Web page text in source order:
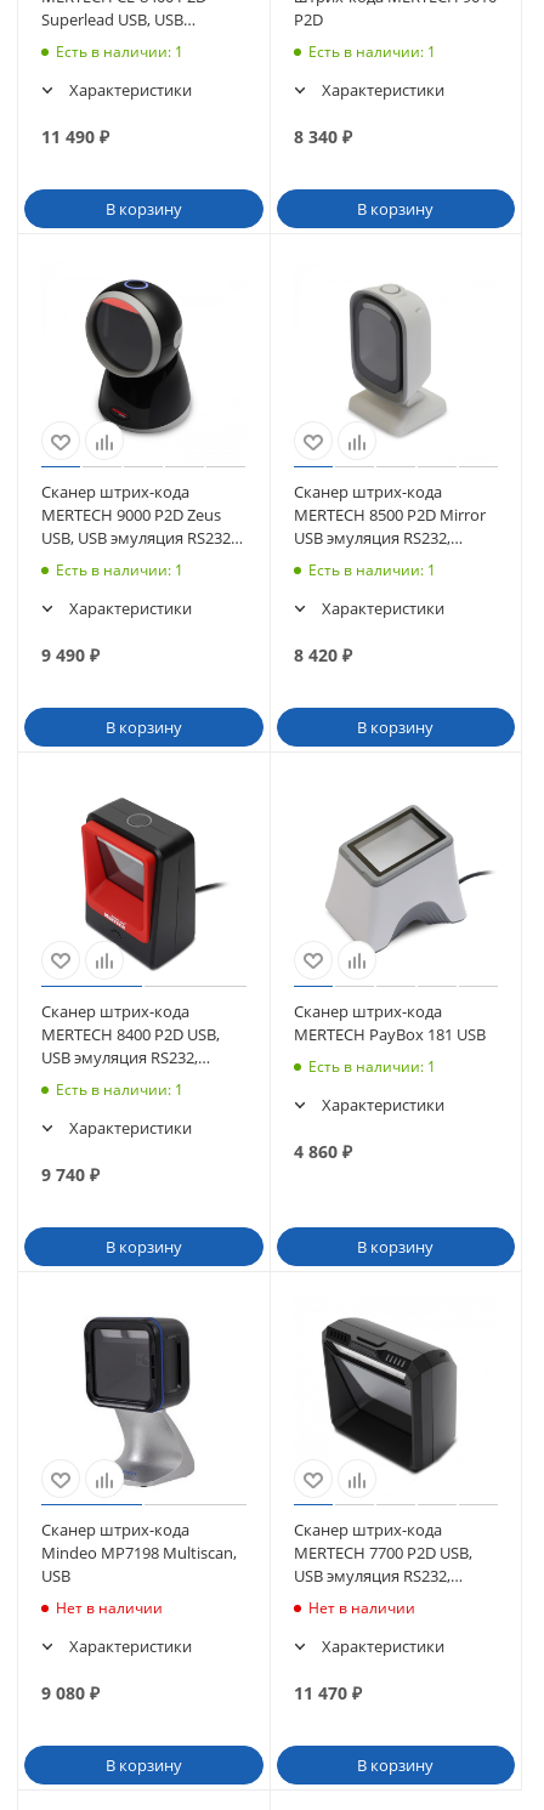
Superlead USB, USB
эмуляция RS232
Есть в наличии: 1
Характеристики
11 490 ₽
В корзину
P2D
Есть в наличии: 1
Характеристики
8 340₽
В корзину
Сканер штрих-кода
MERTECH 9000 P2D Zeus
USB, USB эмуляция RS232,
черный
Есть в наличии: 1
Характеристики
9 490 ₽
В корзину
Сканер штрих-кода
MERTECH 8500 P2D Mirror
USB эмуляция RS232,
белый
Есть в наличии: 1
Характеристики
8 420₽
В корзину
Сканер штрих-кода
MERTECH 8400 P2D USB,
USB эмуляция RS232,
красный
Есть в наличии: 1
Характеристики
9 740 ₽
В корзину
Сканер штрих-кода
MERTECH PayBox 181 USB
Есть в наличии: 1
Характеристики
4 860₽
В корзину
Сканер штрих-кода
Mindeo MP7198 Multiscan,
USB
Нет в наличии
Характеристики
9 080 ₽
В корзину
Сканер штрих-кода
MERTECH 7700 P2D USB,
USB эмуляция RS232,
черный (4133)
Нет в наличии
Характеристики
11 470₽
В корзину